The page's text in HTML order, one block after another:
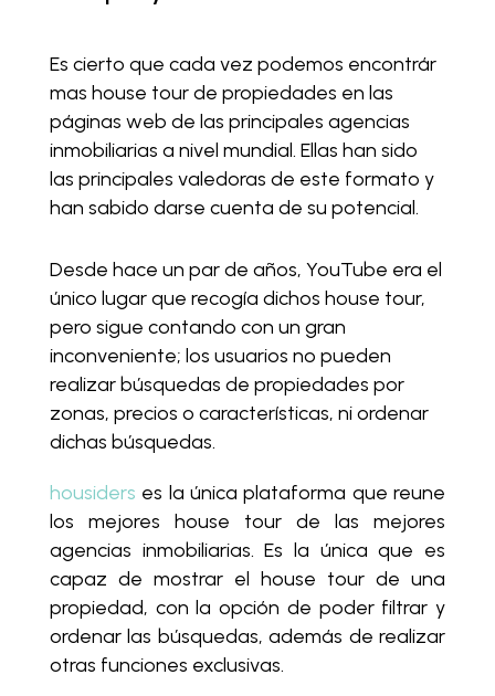
Es cierto que cada vez podemos encontrár
mas house tour de propiedades en las
páginas web de las principales agencias
inmobiliarias a nivel mundial. Ellas han sido
las principales valedoras de este formato y
han sabido darse cuenta de su potencial.
Desde hace un par de años, YouTube era el
único lugar que recogía dichos house tour,
pero sigue contando con un gran
inconveniente; los usuarios no pueden
realizar búsquedas de propiedades por
zonas, precios o características, ni ordenar
dichas búsquedas.
housiders es la única plataforma que reune
los mejores house tour de las mejores
agencias inmobiliarias. Es la única que es
capaz de mostrar el house tour de una
propiedad, con la opción de poder filtrar y
ordenar las búsquedas, además de realizar
otras funciones exclusivas.